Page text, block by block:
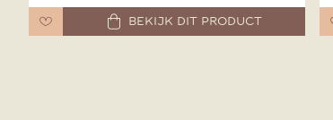
BEKIJK DIT PRODUCT